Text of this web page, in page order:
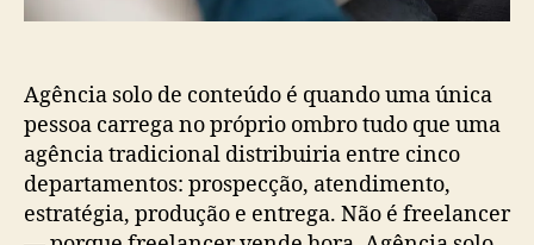
Agência solo de conteúdo é quando uma única
pessoa carrega no próprio ombro tudo que uma
agência tradicional distribuiria entre cinco
departamentos: prospecção, atendimento,
estratégia, produção e entrega. Não é freelancer